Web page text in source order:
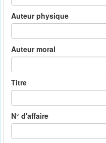
Auteur physique
Auteur moral
Titre
N° d'affaire